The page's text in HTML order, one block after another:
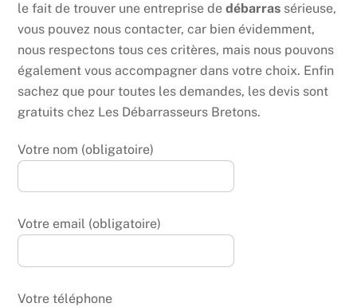
le fait de trouver une entreprise dedébarras sérieuse,
vous pouvez nous contacter, car bien évidemment,
nous respectons tous ces critères, mais nous pouvons
également vous accompagner dans votre choix. Enfin
sachez que pour toutes les demandes, les devis sont
gratuits chez Les Débarrasseurs Bretons.
Votre nom (obligatoire)
Votre email (obligatoire)
Votre téléphone